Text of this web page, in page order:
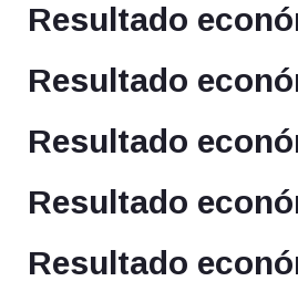
Resultado
Resultado
Resultado
Resultado
Resultado